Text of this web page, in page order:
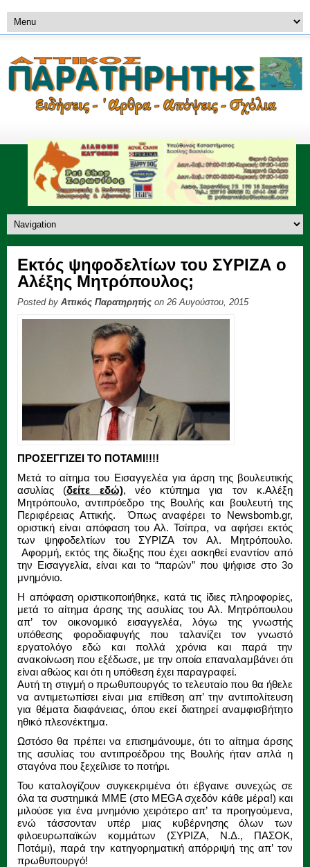
Εκτός ψηφοδελτίων του ΣΥΡΙΖΑ ο
Αλέξης Μητρόπουλος;
Posted by Αττικός Παρατηρητής on 26 Αυγούστου, 2015
ΠΡΟΣΕΓΓΙΖΕΙ ΤΟ ΠΟΤΑΜΙ!!!!
Μετά το αίτημα του Εισαγγελέα για άρση της βουλευτικής
ασυλίας (δείτε εδώ), νέο κτύπημα για τον κ.Αλέξη
Μητρόπουλο, αντιπρόεδρο της Βουλής και βουλευτή της
Περιφέρειας Αττικής. Όπως αναφέρει το Newsbomb.gr,
oριστική είναι απόφαση του Αλ. Τσίπρα, να αφήσει εκτός
των ψηφοδελτίων του ΣΥΡΙΖΑ τον Αλ. Μητρόπουλο.
Αφορμή, εκτός της δίωξης που έχει ασκηθεί εναντίον από
την Εισαγγελία, είναι και το “παρών” που ψήφισε στο 3ο
μνημόνιο.
Η απόφαση οριστικοποιήθηκε, κατά τις ίδιες πληροφορίες,
μετά το αίτημα άρσης της ασυλίας του Αλ. Μητρόπουλου
απ’ τον οικονομικό εισαγγελέα, λόγω της γνωστής
υπόθεσης φοροδιαφυγής που ταλανίζει τον γνωστό
εργατολόγο εδώ και πολλά χρόνια και παρά την
ανακοίνωση που εξέδωσε, με την οποία επαναλαμβάνει ότι
είναι αθώος και ότι η υπόθεση έχει παραγραφεί.
Αυτή τη στιγμή ο πρωθυπουργός το τελευταίο που θα ήθελε
να αντιμετωπίσει είναι μια επίθεση απ’ την αντιπολίτευση
για θέματα διαφάνειας, όπου εκεί διατηρεί αναμφισβήτητο
ηθικό πλεονέκτημα.
Ωστόσο θα πρέπει να επισημάνουμε, ότι το αίτημα άρσης
της ασυλίας του αντιπροέδρου της Βουλής ήταν απλά η
σταγόνα που ξεχείλισε το ποτήρι.
Του καταλογίζουν συγκεκριμένα ότι έβγαινε συνεχώς σε
όλα τα συστημικά ΜΜΕ (στο MEGA σχεδόν κάθε μέρα!) και
μιλούσε για ένα μνημόνιο χειρότερο απ’ τα προηγούμενα,
ενώ τάσσονταν υπέρ μιας κυβέρνησης όλων των
φιλοευρωπαϊκών κομμάτων (ΣΥΡΙΖΑ, Ν.Δ., ΠΑΣΟΚ,
Ποτάμι), παρά την κατηγορηματική απόρριψή της απ’ τον
πρωθυπουργό!